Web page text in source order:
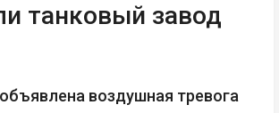
танковый завод
воздушная тревога